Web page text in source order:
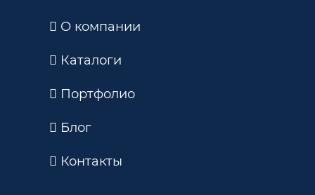
О компании
Каталоги
Портфолио
Блог
Контакты